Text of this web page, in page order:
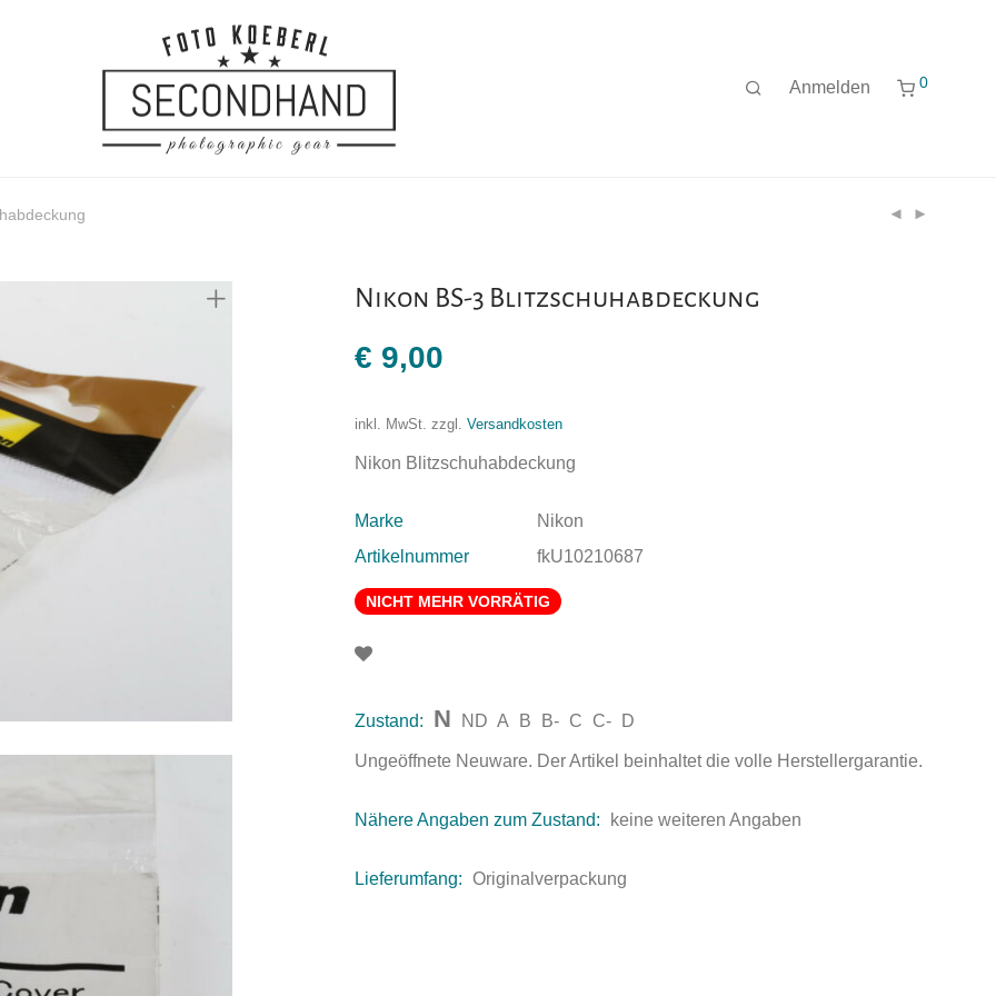
Anmelden 0
Nikon BS-3 Blitzschuhabdeckung
€ 9,00
inkl. MwSt. zzgl. Versandkosten
Nikon Blitzschuhabdeckung
Marke
Nikon
Artikelnummer
fkU10210687
NICHT MEHR VORRÄTIG
Zustand: N ND A B B- C C- D
Ungeöffnete Neuware. Der Artikel beinhaltet die volle Herstellergarantie.
Nähere Angaben zum Zustand: keine weiteren Angaben
Lieferumfang: Originalverpackung